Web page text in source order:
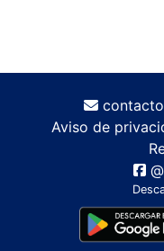
Aviso de